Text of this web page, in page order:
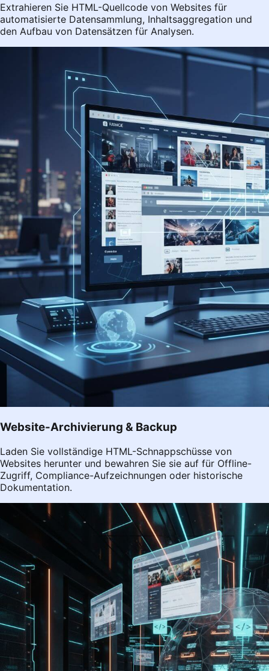
Extrahieren Sie HTML-Quellcode von Websites für
automatisierte Datensammlung, Inhaltsaggregation und
den Aufbau von Datensätzen für Analysen.
Website-Archivierung & Backup
Laden Sie vollständige HTML-Schnappschüsse von
Websites herunter und bewahren Sie sie auf für Offline-
Zugriff, Compliance-Aufzeichnungen oder historische
Dokumentation.